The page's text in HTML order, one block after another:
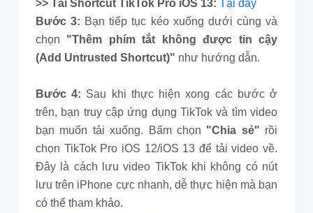
>> Tải Shortcut TikTok Pro iOS 13: Tại đây
Bước 3: Bạn tiếp tục kéo xuống dưới cùng và
chọn "Thêm phím tắt không được tin cậy
(Add Untrusted Shortcut)" như hướng dẫn.
Bước 4: Sau khi thực hiện xong các bước ở
trên, bạn truy cập ứng dụng TikTok và tìm video
bạn muốn tải xuống. Bấm chọn "Chia sẻ" rồi
chọn TikTok Pro iOS 12/iOS 13 để tải video về.
Đây là cách lưu video TikTok khi không có nút
lưu trên iPhone cực nhanh, dễ thực hiện mà bạn
có thể tham khảo.